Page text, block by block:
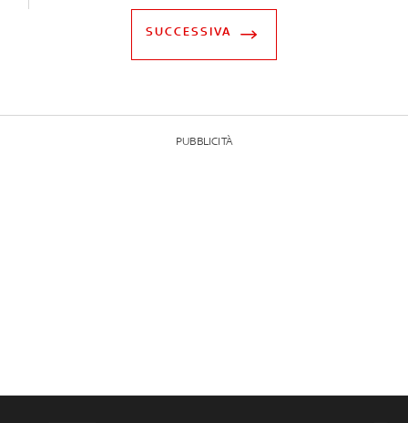
SUCCESSIVA
PUBBLICITÀ